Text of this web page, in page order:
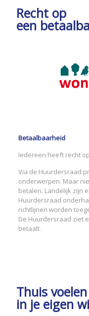
Recht op
een
Betaalbaarheid
Iedereen heeft recht
Via de Huurdersraad
onderwerpen. Maar
betalen. Landelijk zijn
Huurdersraad
richtlijnen worden
De Huurdersraad ziet
betaalt.
Thuis voelen
in je eigen